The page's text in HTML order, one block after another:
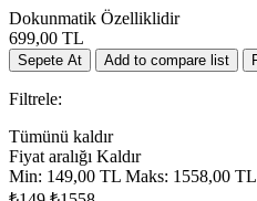
Dokunmatik Özelliklidir
699,00 TL
Filtrele:
Tümünü kaldır
Fiyat aralığı Kaldır
Min: 149,00 TL Maks: 1558,00 TL